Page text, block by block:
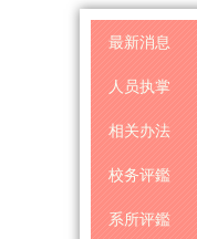
最新消息
人员执掌
相关办法
校务评鑑
系所评鑑